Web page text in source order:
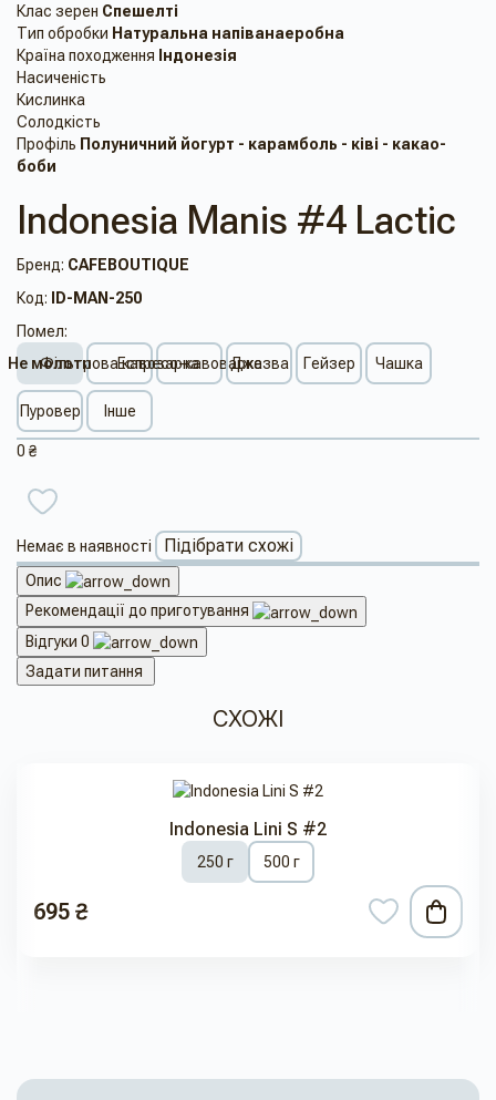
Клас зерен Спешелті
Тип обробки Натуральна напіванаеробна
Країна походження Індонезія
Насиченість
Кислинка
Солодкість
Профіль Полуничний йогурт - карамболь - ківі - какао-
боби
Indonesia Manis #4 Lactic
Бренд: CAFEBOUTIQUE
Код:
ID-MAN-250
Помел:
Не молоти
Фільтрова кавоварка
Еспресо-кавоварка
Джезва Гейзер Чашка
Пуровер Інше
0 ₴
Немає в наявності Підібрати схожі
Опис
Рекомендації до приготування
Відгуки 0
Задати питання
СХОЖІ
Indonesia Lini S #2
250 г 500 г
695 ₴